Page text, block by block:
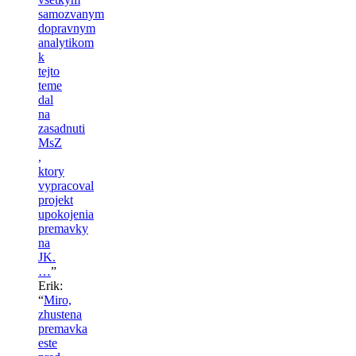
samozvanym
dopravnym
analytikom
k
tejto
teme
dal
na
zasadnuti
MsZ
,
ktory
vypracoval
projekt
upokojenia
premavky
na
JK.
…”
Erik:
“Miro,
zhustena
premavka
este